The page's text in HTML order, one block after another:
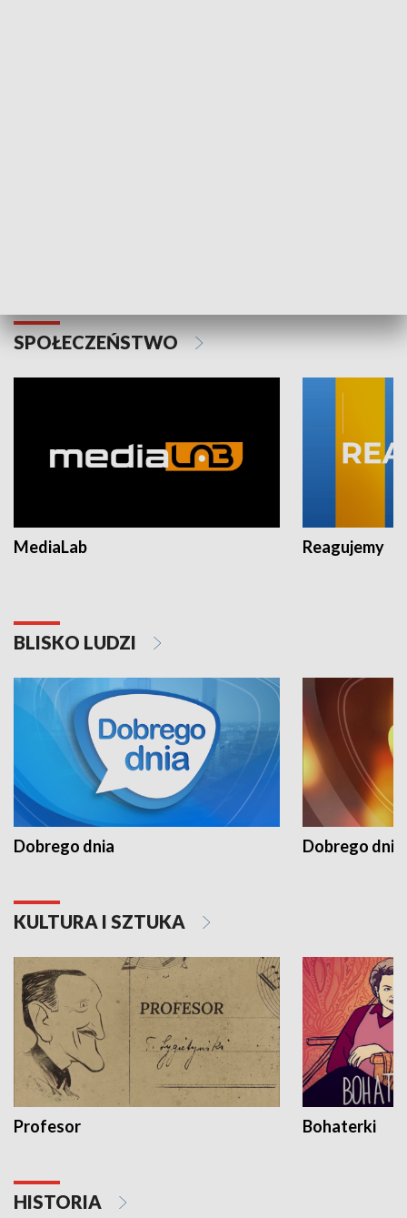
SPOŁECZEŃSTWO
MediaLab Reagujemy
BLISKO LUDZI
Dobrego dnia Dobrego dnia
KULTURA I SZTUKA
Profesor Bohaterki
HISTORIA